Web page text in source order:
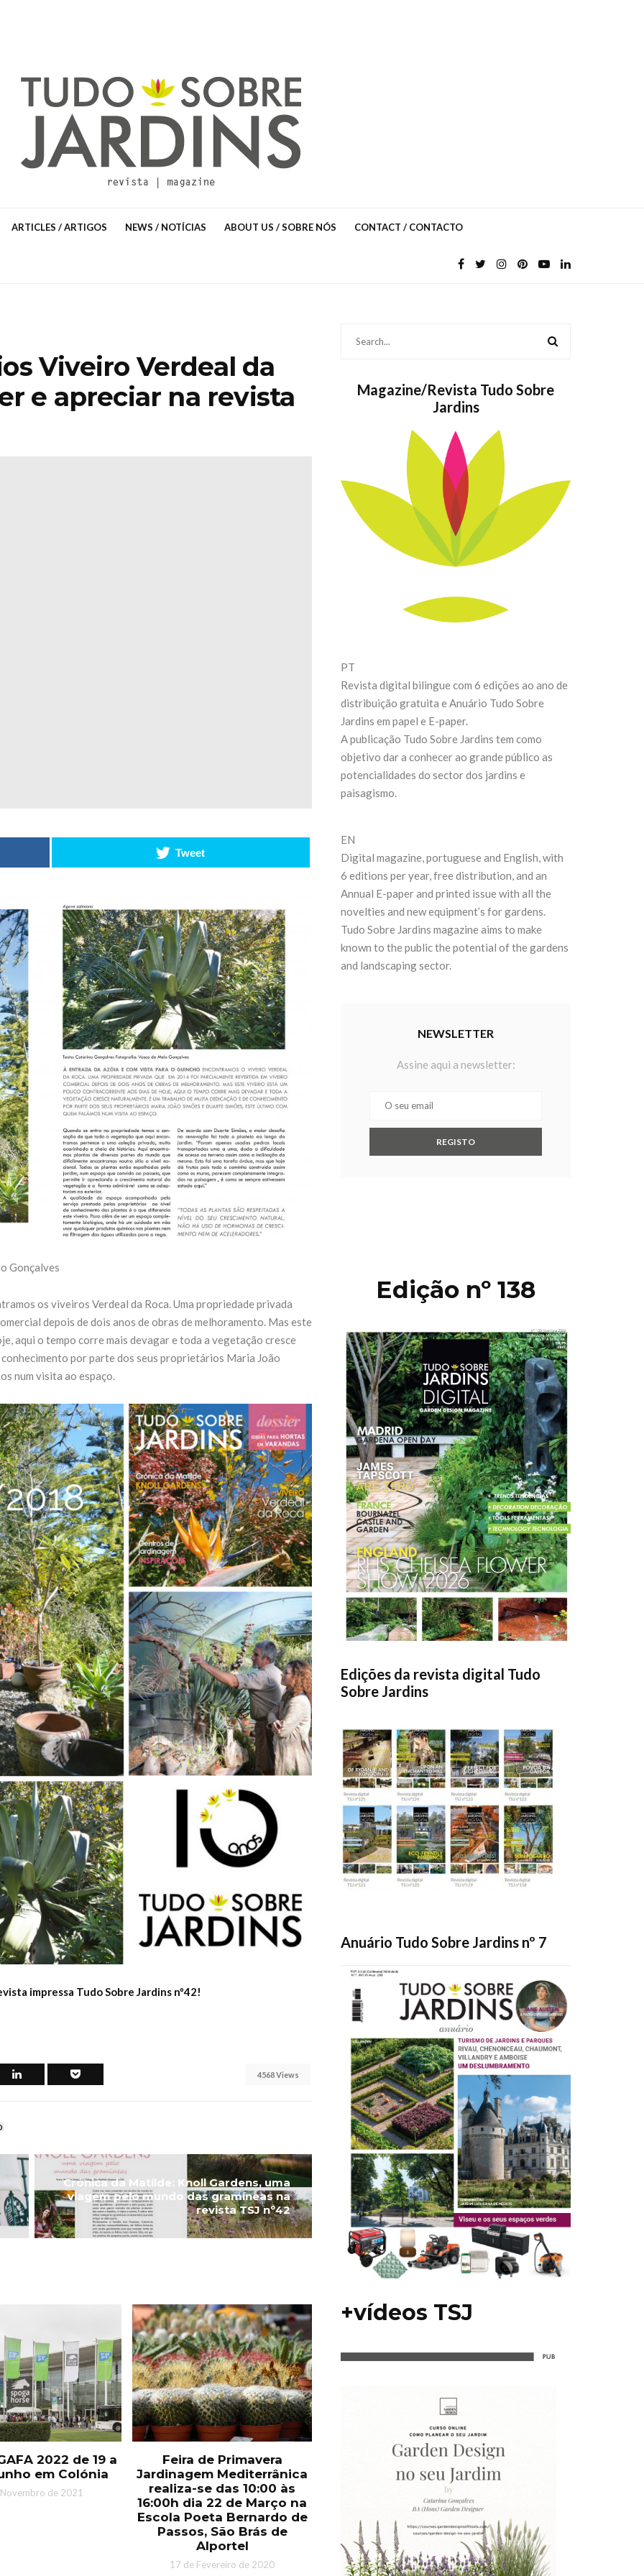
Bolos também
19 de Maio de 2026
CONTINUE READING
CONTINUE
ARTICLES / ARTIGOS NEWS / NOTÍCIAS ABOUT US / SOBRE NÓS CONTACT / CONTACTO
Viveiro Verdeal da
e apreciar na revista
Tweet
Gonçalves
os viveiros Verdeal da Roca. Uma propriedade privada
depois de dois anos de obras de melhoramento. Mas este
aqui o tempo corre mais devagar e toda a vegetação cresce
por parte dos seus proprietários Maria João
num visita ao espaço.
impressa Tudo Sobre Jardins nº42!
4568 Views
Crónica da Matilde: Knoll Gardens, uma
viagem pelo mundo das gramíneas na
revista TSJ nº42
2022 de 19 a
em Colónia
de 2021
Feira de Primavera
Jardinagem Mediterrânica
realiza-se das 10:00 às
16:00h dia 22 de Março na
Escola Poeta Bernardo de
Passos, São Brás de
Alportel
17 de Fevereiro de 2020
Magazine/Revista Tudo Sobre
Jardins
PT
Revista digital bilingue com 6 edições ao ano de
distribuição gratuita e Anuário Tudo Sobre
Jardins em papel e E-paper.
A publicação Tudo Sobre Jardins tem como
objetivo dar a conhecer ao grande público as
potencialidades do sector dos jardins e
paisagismo.
EN
Digital magazine, portuguese and English, with
6 editions per year, free distribution, and an
Annual E-paper and printed issue with all the
novelties and new equipment’s for gardens.
Tudo Sobre Jardins magazine aims to make
known to the public the potential of the gardens
and landscaping sector.
NEWSLETTER
Assine aqui a newsletter:
Edição nº 138
Edições da revista digital Tudo
Sobre Jardins
Anuário Tudo Sobre Jardins nº 7
+vídeos TSJ